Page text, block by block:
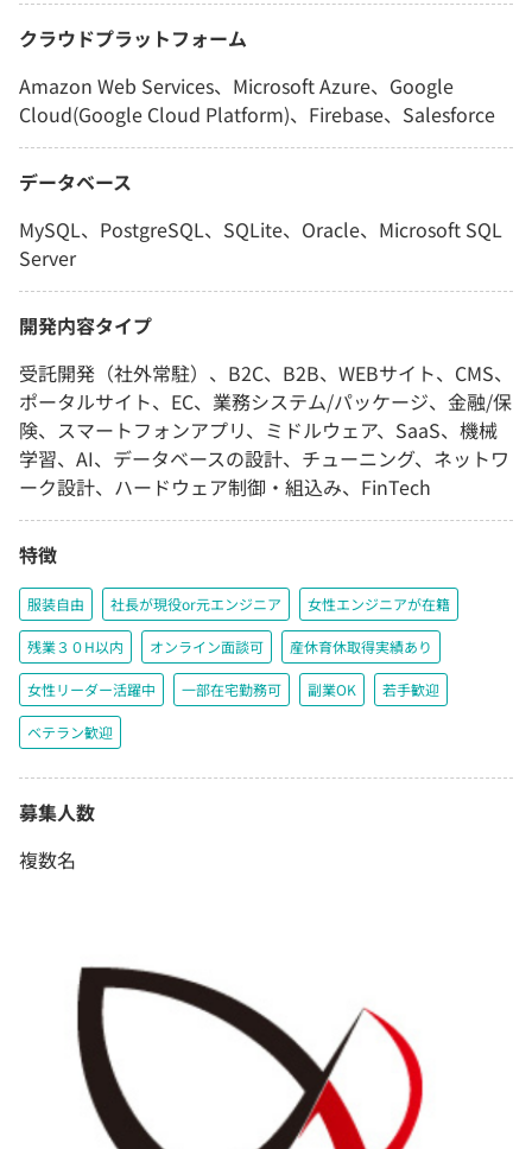
クラウドプラットフォーム
Amazon Web Services、Microsoft Azure、Google
Cloud(Google Cloud Platform)、Firebase、Salesforce
データベース
MySQL、PostgreSQL、SQLite、Oracle、Microsoft SQL
Server
開発内容タイプ
受託開発（社外常駐）、B2C、B2B、WEBサイト、CMS、
ポータルサイト、EC、業務システム/パッケージ、金融/保
険、スマートフォンアプリ、ミドルウェア、SaaS、機械
学習、AI、データベースの設計、チューニング、ネットワ
ーク設計、ハードウェア制御・組込み、FinTech
特徴
服装自由 社長が現役or元エンジニア 女性エンジニアが在籍
残業３０H以内 オンライン面談可 産休育休取得実績あり
女性リーダー活躍中 一部在宅勤務可 副業OK 若手歓迎
ベテラン歓迎
募集人数
複数名